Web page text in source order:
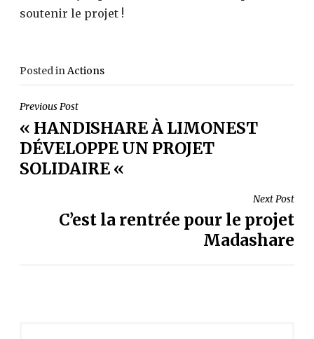
soutenir le projet !
Posted inActions
NAVIGATION
DE
L’ARTICLE
Previous Post
« HANDISHARE À LIMONEST
DÉVELOPPE UN PROJET
SOLIDAIRE «
Next Post
C’est la rentrée pour le projet
Madashare